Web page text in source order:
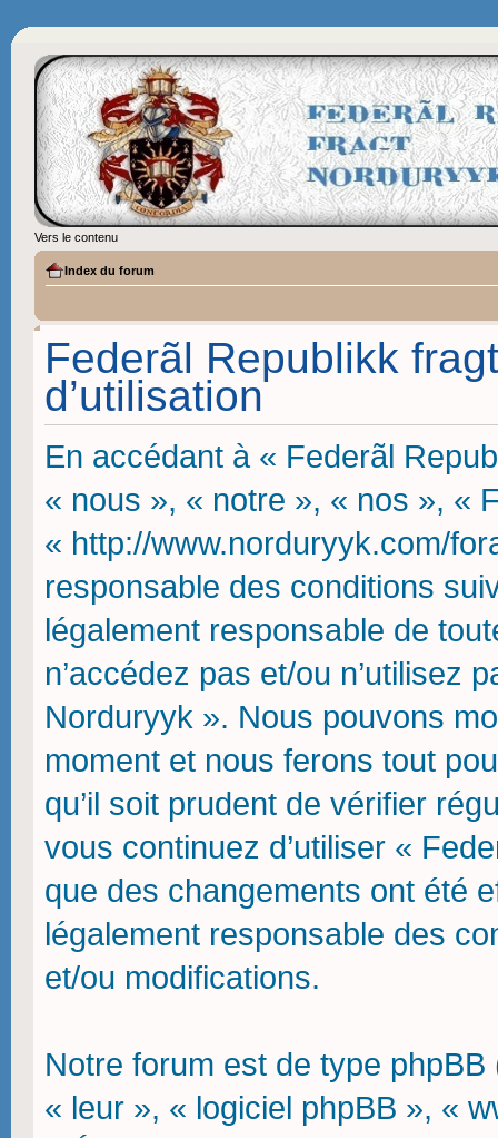
Vers le contenu
Index du forum
Federãl Republikk
d’utilisation
En accédant à « Federãl
« nous », « notre », « nos », «
« http://www.norduryyk.com/
responsable des conditions
légalement responsable de
n’accédez pas et/ou n’utilisez
Norduryyk ». Nous pouvons
moment et nous ferons tout
qu’il soit prudent de vérifier
vous continuez d’utiliser «
que des changements ont été
légalement responsable des
et/ou modifications.
Notre forum est de type
« leur », « logiciel phpBB », «